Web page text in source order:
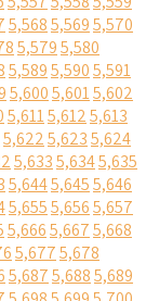
5,5685,5695,570
5,5795,580
5,5895,5905,591
5,6005,6015,602
5,6115,6125,613
5,6225,6235,624
5,6335,6345,635
5,6445,6455,646
5,6555,6565,657
5,6665,6675,668
5,6775,678
5,6875,6885,689